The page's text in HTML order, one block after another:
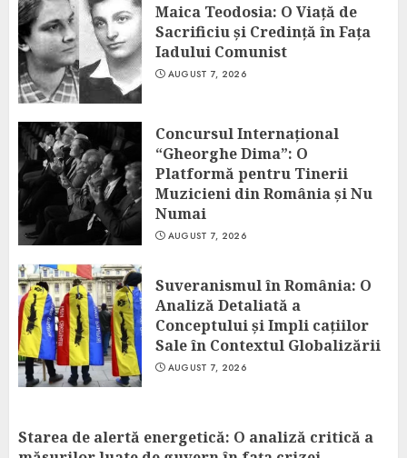
Maica Teodosia: O Viață de
Sacrificiu și Credință în Fața
Iadului Comunist
AUGUST 7, 2026
Concursul Internațional
“Gheorghe Dima”: O
Platformă pentru Tinerii
Muzicieni din România și Nu
Numai
AUGUST 7, 2026
Suveranismul în România: O
Analiză Detaliată a
Conceptului și Impli cațiilor
Sale în Contextul Globalizării
AUGUST 7, 2026
Starea de alertă energetică: O analiză critică a